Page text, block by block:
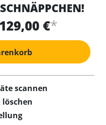
€*
scannen
löschen